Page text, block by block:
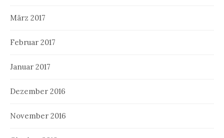
März 2017
Februar 2017
Januar 2017
Dezember 2016
November 2016